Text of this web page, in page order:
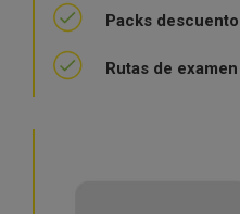
Packs descuento
Rutas de examen